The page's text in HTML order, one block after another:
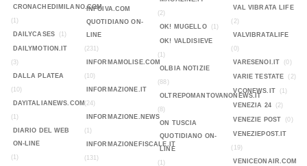
CRONACHEDIMILANO.COM
(1)
DAILYCASES
(1)
DAILYMOTION.IT
(3)
DALLA PLATEA
(10)
DAYITALIANEWS.COM
(1)
DIARIO DEL WEB
ON-LINE
(1)
INFOIVA.COM
QUOTIDIANO ON-
LINE
(231)
INFORMAMOLISE.COM
(10)
INFORMAZIONE.IT
(24)
INFORMAZIONE.NEWS
(1)
INFORMAZIONEFISCALE.IT
(131)
(2)
OK! MUGELLO
(1)
OK! VALDISIEVE
(1)
OLBIA NOTIZIE
(88)
OLTREPOMANTOVANONEWS.IT
(8)
ON TUSCIA
QUOTIDIANO ON-
LINE
(1)
VAL VIBRATA LIFE
(2)
VALVIBRATALIFE
(0)
VARESENOI.IT
(0)
VARIE TESTATE (2)
VCONEWS.IT (1)
VENEZIA 24 (2)
VENEZIE POST (0)
VENEZIEPOST.IT
(19)
VENICEONAIR.COM